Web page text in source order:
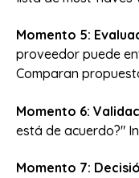
Momento 5:
proveedor puede
Comparan
Momento 6:
está de acuerdo?"
Momento 7: